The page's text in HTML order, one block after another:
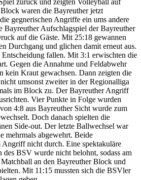
waren die Bayreuther jetzt
gegnerischen Angriffe ein ums andere
Bayreuther Aufschlagspiel der Bayreuther
auf die Gäste. Mit 25:18 gewannen
Durchgang und glichen damit erneut aus.
fallen. Mit 3:1 erwischten die
Gegen die Annahme und Feldabwehr
kein Kraut gewachsen. Dann zeigten die
umsonst zweiter in der Regionalliga
im Block zu. Der Bayreuther Angriff
Vier Punkte in Folge wurden
4:8 aus Bayreuther Sicht wurde zum
Doch danach spielten die
Side-out. Der letzte Ballwechsel war
mehrmals abgewehrt. Beide
Angriff nicht durch. Eine spektakuläre
BSV wurde nicht belohnt, sodass am
an den Bayreuther Block und
Mit 11:15 mussten sich die BSVler